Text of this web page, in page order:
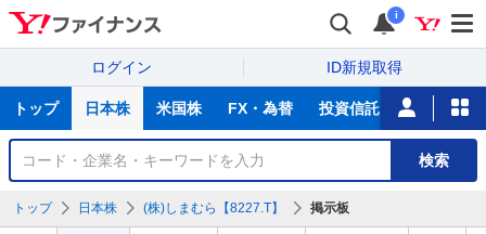
i
ログイン ID新規取得
サ
トップ 日本株 米国株 FX・為替 投資信託 ニュース
銘
検
検索
トップ 日本株 (株)しまむら【8227.T】 掲示板